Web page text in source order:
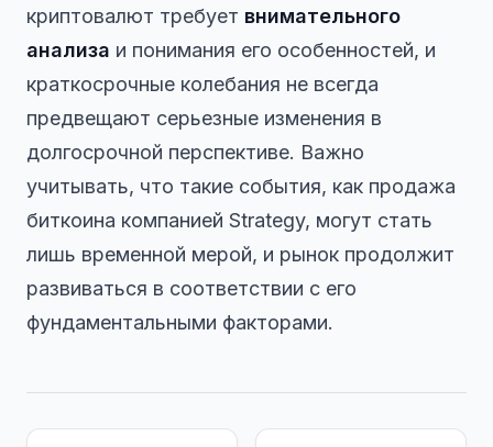
криптовалют требует внимательного
анализа и понимания его особенностей, и
краткосрочные колебания не всегда
предвещают серьезные изменения в
долгосрочной перспективе. Важно
учитывать, что такие события, как продажа
биткоина компанией Strategy, могут стать
лишь временной мерой, и рынок продолжит
развиваться в соответствии с его
фундаментальными факторами.